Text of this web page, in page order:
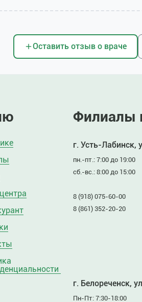
Оставить отзыв о враче
Филиалы
г. Усть-Лабинск,
пн.-пт.: 7:00 до 19:00
сб.-вс.: 8:00 до 15:00
8 (918) 075-60-00
8 (861) 352-20-20
г. Белореченск,
Пн-Пт: 7:30-18:00